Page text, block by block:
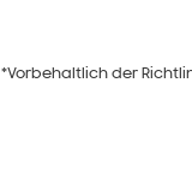
*Vorbehaltlich der